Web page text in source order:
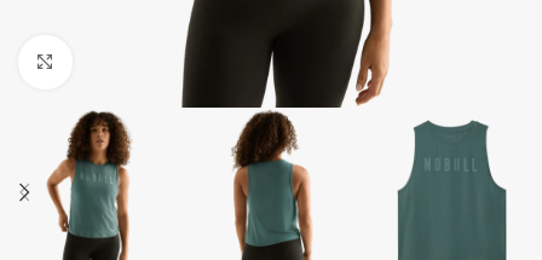
Zum Vergrößern klicken